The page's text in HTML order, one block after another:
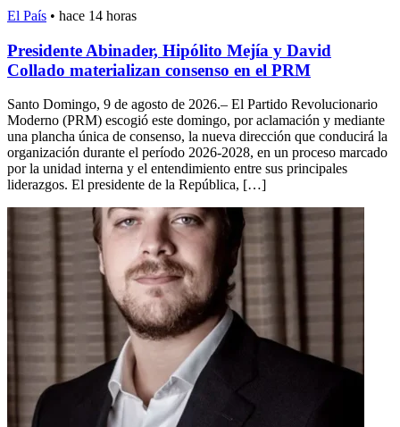
El País • hace 14 horas
Presidente Abinader, Hipólito Mejía y David
Collado materializan consenso en el PRM
Santo Domingo, 9 de agosto de 2026.– El Partido Revolucionario
Moderno (PRM) escogió este domingo, por aclamación y mediante
una plancha única de consenso, la nueva dirección que conducirá la
organización durante el período 2026-2028, en un proceso marcado
por la unidad interna y el entendimiento entre sus principales
liderazgos. El presidente de la República, […]